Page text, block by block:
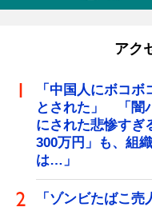
アク
「中国人にボコ
とされた」 「闇
にされた悲惨す
300万円」も、組
は…」
「ゾンビたばこ